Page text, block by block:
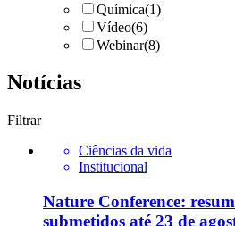
Química(1)
Vídeo(6)
Webinar(8)
Notícias
Filtrar
Ciências da vida
Institucional
Nature Conference:
submetidos até 23 de